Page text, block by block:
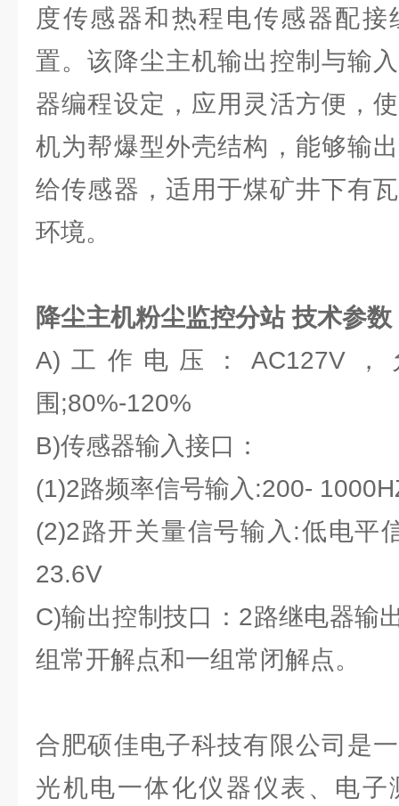
度传感器和热程电传感器配
置。该降尘主机输出控制与输
器编程设定，应用灵活方便，
机为帮爆型外壳结构，能够输
给传感器，适用于煤矿井下有
环境。
降尘主机粉尘监控分站技术参数
A)工作电压：AC127V
围;80%-120%
B)传感器输入接口：
(1)2路频率信号输入:200-
(2)2路开关量信号输入:低电平
23.6V
C)输出控制技口：2路继电器输
组常开解点和一组常闭解点。
合肥硕佳电子科技有限公司是
光机电一体化仪器仪表、电